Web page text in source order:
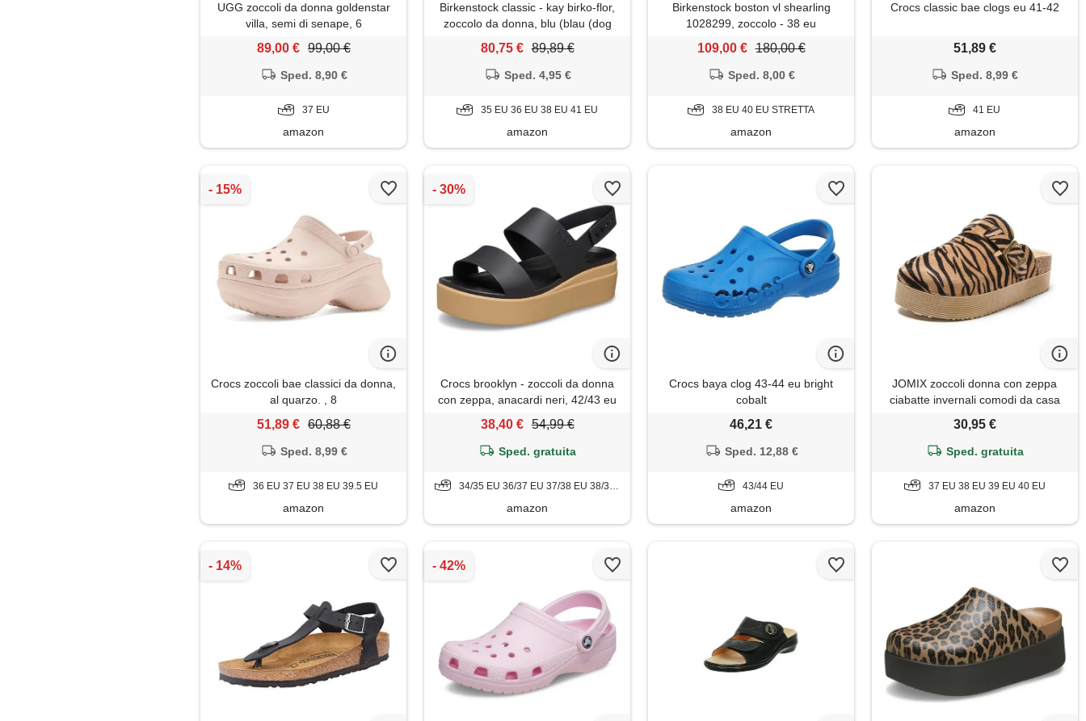
UGG zoccoli da donna goldenstar
villa, semi di senape, 6
89,00 € 99,00 €
Sped. 8,90 €
37 EU
amazon
Birkenstock classic - kay birko-flor,
zoccolo da donna, blu (blau (dog
blue background)), 35
80,75 € 89,89 €
Sped. 4,95 €
35 EU 36 EU 38 EU 41 EU
amazon
Birkenstock boston vl shearling
1028299, zoccolo - 38 eu
109,00 € 180,00 €
Sped. 8,00 €
38 EU 40 EU STRETTA
amazon
Crocs classic bae clogs eu 41-42
51,89 €
Sped. 8,99 €
41 EU
amazon
Crocs zoccoli bae classici da donna,
al quarzo. , 8
51,89 € 60,88 €
Sped. 8,99 €
36 EU 37 EU 38 EU 39.5 EU
amazon
Crocs brooklyn - zoccoli da donna
con zeppa, anacardi neri, 42/43 eu
38,40 € 54,99 €
Sped. gratuita
34/35 EU 36/37 EU 37/38 EU 38/39 EU 41/42 EU 42/43 EU
amazon
Crocs baya clog 43-44 eu bright
cobalt
46,21 €
Sped. 12,88 €
43/44 EU
amazon
JOMIX zoccoli donna con zeppa
ciabatte invernali comodi da casa
inverno con suola in sughero sabot
con fibbia e motivi animalier
30,95 €
Sped. gratuita
37 EU 38 EU 39 EU 40 EU
amazon